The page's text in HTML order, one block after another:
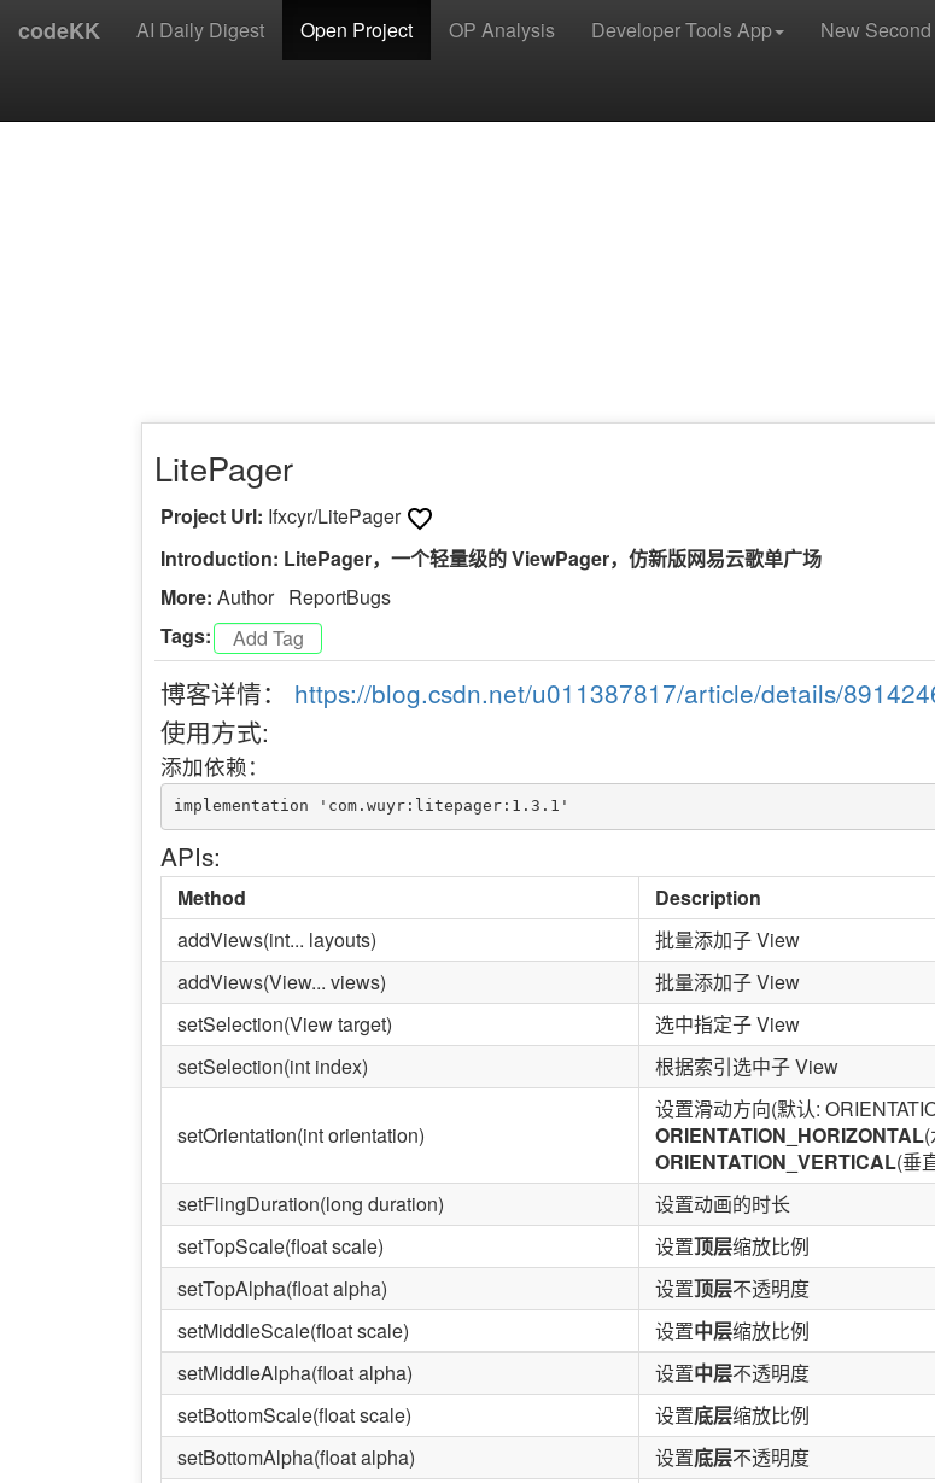
codeKK AI Daily Digest Open Project OP Analysis Developer Tools App New
LitePager
Project Url: Ifxcyr/LitePager
Introduction: LitePager，一个轻量级的 ViewPager，仿新版网易云歌单广场
More: Author ReportBugs
Tags:
博客详情： https://blog.csdn.net/u011387817/article/details/
使用方式:
添加依赖：
APIs:
Method
Description
addViews(int... layouts)
批量添加子 View
addViews(View... views)
批量添加子 View
setSelection(View target)
选中指定子 View
setSelection(int index)
根据索引选中子 View
setOrientation(int orientation)
设置滑动方向(默认:
ORIENTATION_HORIZONTAL
ORIENTATION_VERTICAL(垂
setFlingDuration(long duration)
设置动画的时长
setTopScale(float scale)
设置顶层缩放比例
setTopAlpha(float alpha)
设置顶层不透明度
setMiddleScale(float scale)
设置中层缩放比例
setMiddleAlpha(float alpha)
设置中层不透明度
setBottomScale(float scale)
设置底层缩放比例
setBottomAlpha(float alpha)
设置底层不透明度